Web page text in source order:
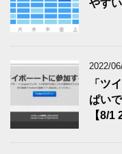
やす
2022/
「ツ
ぱい
【8/1